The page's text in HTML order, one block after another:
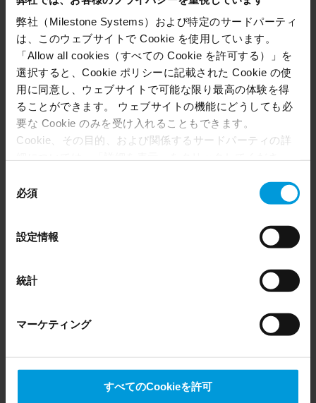
弊社（Milestone Systems）および特定のサードパーティ
は、このウェブサイトで Cookie を使用しています。
「Allow all cookies（すべての Cookie を許可する）」を
選択すると、Cookie ポリシーに記載された Cookie の使
用に同意し、ウェブサイトで可能な限り最高の体験を得
ることができます。 ウェブサイトの機能にどうしても必
要な Cookie のみを受け入れることもできます。
Cookie、その目的、および関係するサードパーティの詳
いつでも同意を撤回できます。
agreements and model clauses with our third-party
providers’ European entities, we shall inform you that the
that, from an EU perspective (please see latest status
), for US owned companies (such as Microsoft and
the US, as they may possibly be required to give data
transfers your personal data to the US either based on
必須
設定情報
統計
マーケティング
すべてのCookieを許可
XProtect Smart Wall
カスタマイズ可能なビデオウォールでリアルタイムのモニタリングを実現
し、状況認識を高めます。
Article
XProtect Transact